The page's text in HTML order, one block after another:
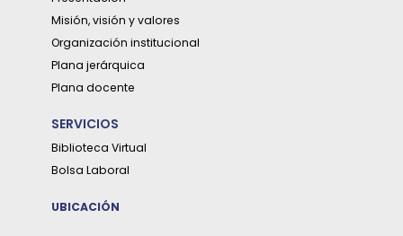
Misión, visión y valores
Organización institucional
Plana jerárquica
Plana docente
SERVICIOS
Biblioteca Virtual
Bolsa Laboral
UBICACIÓN